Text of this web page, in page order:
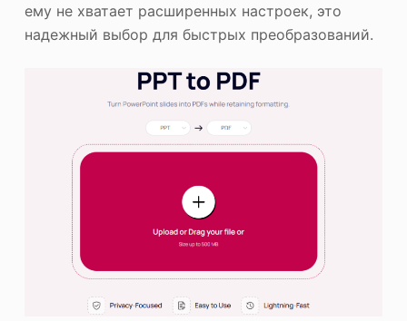
ему не хватает расширенных настроек, это
надежный выбор для быстрых преобразований.